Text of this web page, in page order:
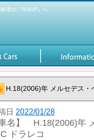
市の『N'sUP』へ
H.18(2006)年 メルセデス
日 2022/01/28
車名】 H.18(2006)年
ドラレコ